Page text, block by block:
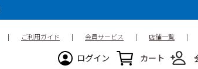
| ご利用ガイド | 会員サービス | 店舗一覧 |
ログイン カート